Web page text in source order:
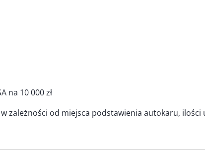
na 10 000 zł
zależności od miejsca podstawienia autokaru,